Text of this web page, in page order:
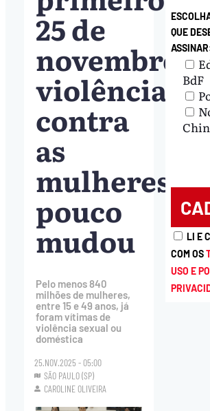
25 de
novembro,
violência
contra
as
mulheres
pouco
mudou
Pelo menos 840
milhões de mulheres,
entre 15 e 49 anos, já
foram vítimas de
violência sexual ou
doméstica
25.NOV.2025 - 05:00
SÃO PAULO (SP)
CAROLINE OLIVEIRA
QUE
BdF
LI E
COM OS
USO E